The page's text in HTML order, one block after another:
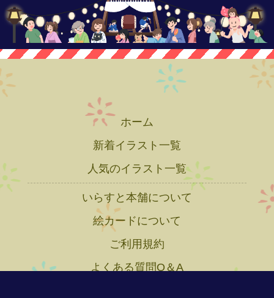
ホーム
新着イラスト一覧
人気のイラスト一覧
いらすと本舗について
絵カードについて
ご利用規約
よくある質問Q＆A